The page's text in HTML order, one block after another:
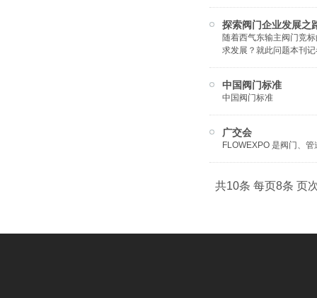
探索阀门企业发展之
随着西气东输主阀门竞
求发展？就此问题本刊
中国阀门标准
中国阀门标准
广交会
FLOWEXPO 是阀门、
共10条 每页8条 页